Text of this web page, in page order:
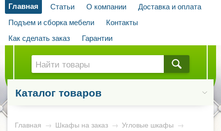
Главная Статьи О компании
Доставка и оплата
Подъем и сборка мебели
Контакты
Как сделать заказ
Гарантии
Каталог товаров
Главная → Шкафы на заказ → Угловые шкафы →